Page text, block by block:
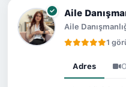
Aile
Aile
1
Adres